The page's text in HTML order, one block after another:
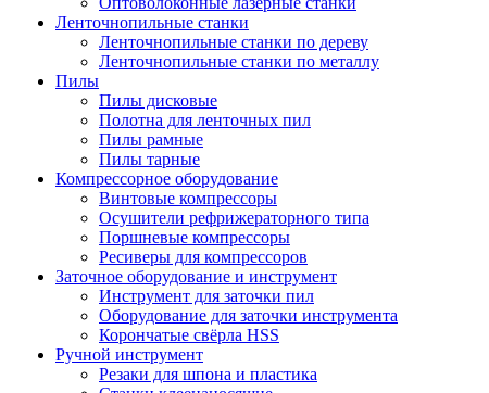
Ленточнопильные станки
Ленточнопильные станки по дереву
Ленточнопильные станки по металлу
Пилы
Пилы дисковые
Полотна для ленточных пил
Пилы рамные
Пилы тарные
Компрессорное оборудование
Винтовые компрессоры
Осушители рефрижераторного типа
Поршневые компрессоры
Ресиверы для компрессоров
Заточное оборудование и инструмент
Инструмент для заточки пил
Оборудование для заточки инструмента
Корончатые свёрла HSS
Ручной инструмент
Резаки для шпона и пластика